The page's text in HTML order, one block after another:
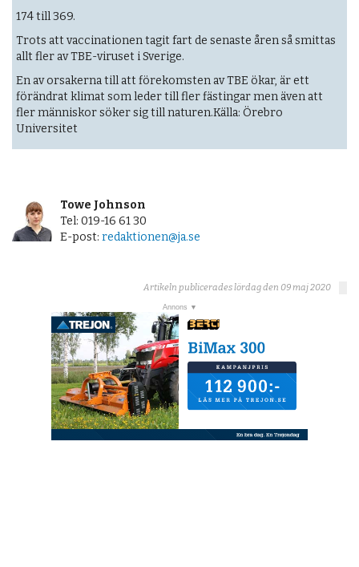
174 till 369.
Trots att vaccinationen tagit fart de senaste åren så smittas
allt fler av TBE-viruset i Sverige.
En av orsakerna till att förekomsten av TBE ökar, är ett
förändrat klimat som leder till fler fästingar men även att
fler människor söker sig till naturen.Källa: Örebro
Universitet
Towe Johnson
Tel: 019-16 61 30
E-post: redaktionen@ja.se
Artikeln publicerades lördag den 09 maj 2020